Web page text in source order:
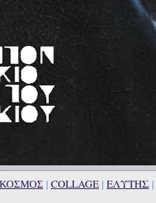
| COLLAGE | ΕΛΥΤΗΣ |